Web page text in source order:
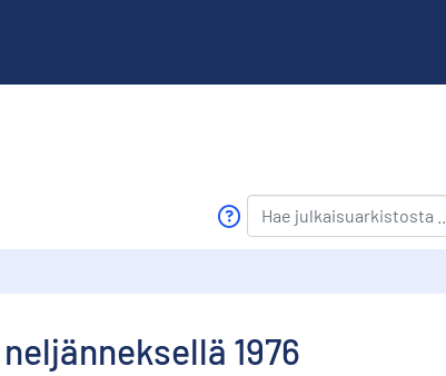
1976